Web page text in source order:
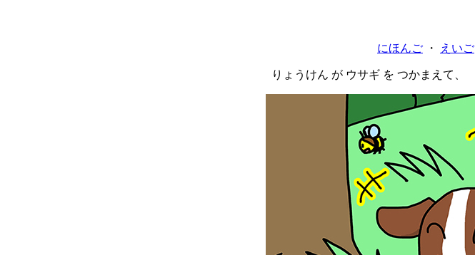
にほんご ・ えいご
りょうけん が ウサギ を つかまえて、